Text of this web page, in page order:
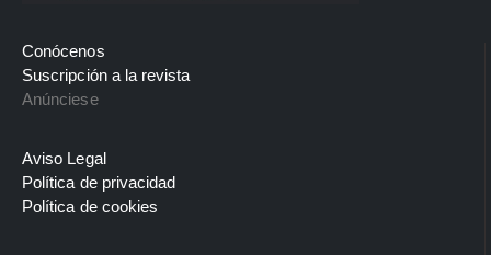
Conócenos
Suscripción a la revista
Anúnciese
Aviso Legal
Política de privacidad
Política de cookies